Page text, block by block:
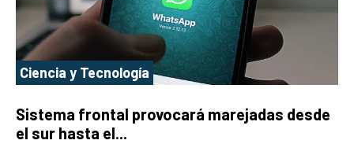
Ciencia y Tecnología
Sistema frontal provocará marejadas desde
el sur hasta el...